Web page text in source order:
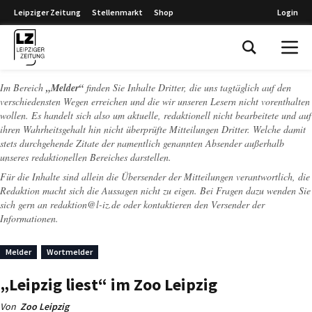
Leipziger Zeitung Stellenmarkt Shop Login
Im Bereich „Melder“ finden Sie Inhalte Dritter, die uns tagtäglich auf den
verschiedensten Wegen erreichen und die wir unseren Lesern nicht vorenthalten
wollen. Es handelt sich also um aktuelle, redaktionell nicht bearbeitete und auf
ihren Wahrheitsgehalt hin nicht überprüfte Mitteilungen Dritter. Welche damit
stets durchgehende Zitate der namentlich genannten Absender außerhalb
unseres redaktionellen Bereiches darstellen.
Für die Inhalte sind allein die Übersender der Mitteilungen verantwortlich, die
Redaktion macht sich die Aussagen nicht zu eigen. Bei Fragen dazu wenden Sie
sich gern an redaktion@l-iz.de oder kontaktieren den Versender der
Informationen.
Melder Wortmelder
„Leipzig liest“ im Zoo Leipzig
Von Zoo Leipzig